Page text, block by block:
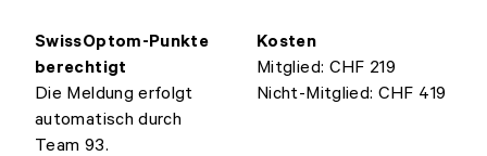
SwissOptom-Punkte
berechtigt
Die Meldung erfolgt
automatisch durch
Team 93.
Kosten
Mitglied: CHF 219
Nicht-Mitglied: CHF 419